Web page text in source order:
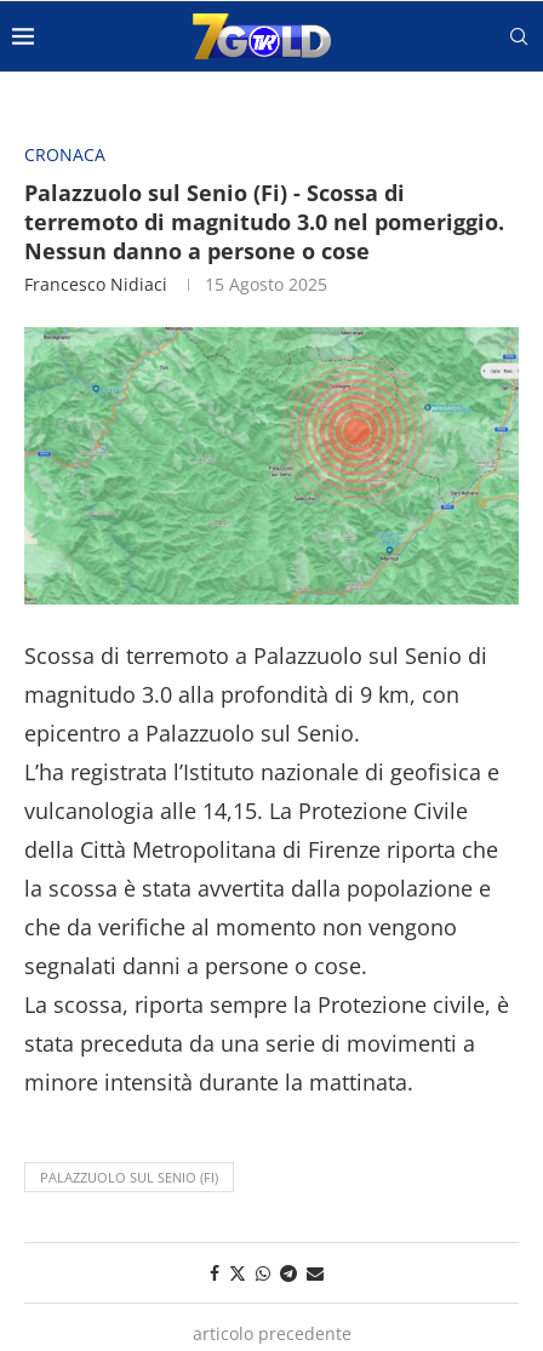
CRONACA
Palazzuolo sul Senio (Fi) - Scossa di
terremoto di magnitudo 3.0 nel pomeriggio.
Nessun danno a persone o cose
Francesco Nidiaci 15 Agosto 2025
Scossa di terremoto a Palazzuolo sul Senio di
magnitudo 3.0 alla profondità di 9 km, con
epicentro a Palazzuolo sul Senio.
L’ha registrata l’Istituto nazionale di geofisica e
vulcanologia alle 14,15. La Protezione Civile
della Città Metropolitana di Firenze riporta che
la scossa è stata avvertita dalla popolazione e
che da verifiche al momento non vengono
segnalati danni a persone o cose.
La scossa, riporta sempre la Protezione civile, è
stata preceduta da una serie di movimenti a
minore intensità durante la mattinata.
PALAZZUOLO SUL SENIO (FI)
articolo precedente